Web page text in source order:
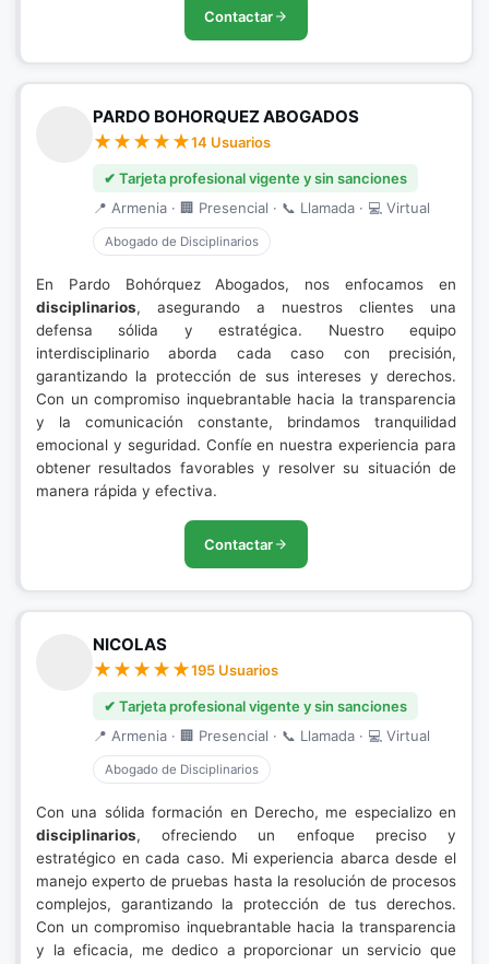
Contactar
PARDO BOHORQUEZ ABOGADOS
14 Usuarios
✔ Tarjeta profesional vigente y sin sanciones
📍 Armenia · 🏢 Presencial · 📞 Llamada · 💻 Virtual
Abogado de Disciplinarios
En Pardo Bohórquez Abogados, nos enfocamos en
disciplinarios, asegurando a nuestros clientes una
defensa sólida y estratégica. Nuestro equipo
interdisciplinario aborda cada caso con precisión,
garantizando la protección de sus intereses y derechos.
Con un compromiso inquebrantable hacia la transparencia
y la comunicación constante, brindamos tranquilidad
emocional y seguridad. Confíe en nuestra experiencia para
obtener resultados favorables y resolver su situación de
manera rápida y efectiva.
Contactar
NICOLAS
195 Usuarios
✔ Tarjeta profesional vigente y sin sanciones
📍 Armenia · 🏢 Presencial · 📞 Llamada · 💻 Virtual
Abogado de Disciplinarios
Con una sólida formación en Derecho, me especializo en
disciplinarios, ofreciendo un enfoque preciso y
estratégico en cada caso. Mi experiencia abarca desde el
manejo experto de pruebas hasta la resolución de procesos
complejos, garantizando la protección de tus derechos.
Con un compromiso inquebrantable hacia la transparencia
y la eficacia, me dedico a proporcionar un servicio que